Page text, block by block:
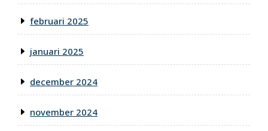
februari 2025
januari 2025
december 2024
november 2024